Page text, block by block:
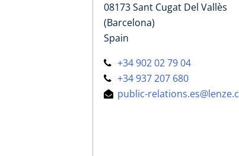
08173 Sant Cugat Del Vallès
(Barcelona)
Spain
+34 902 02 79 04
+34 937 207 680
public-